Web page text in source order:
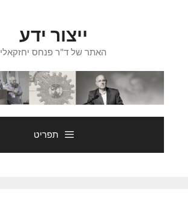
ייצור ידע
האתר של ד"ר פנחס יחזקאלי
תפריט